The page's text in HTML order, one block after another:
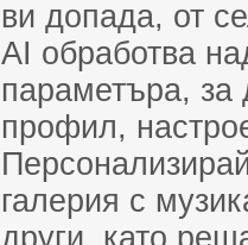
ви допада, от
AI обработва
параметъра, за
профил,
галерия с
други, като